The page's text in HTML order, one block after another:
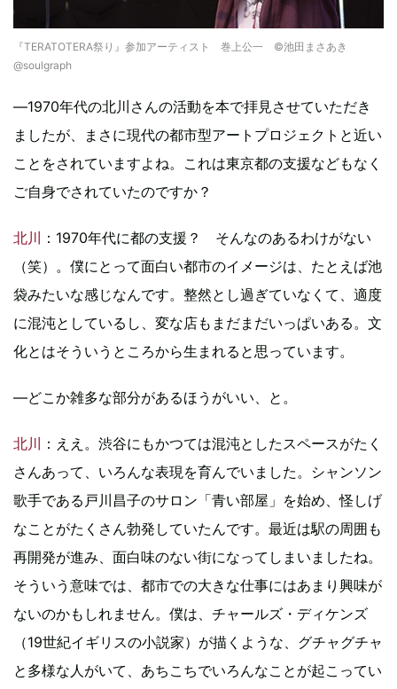
『TERATOTERA祭り』参加アーティスト 巻上公一 ©池田まさあき
@soulgraph
―1970年代の北川さんの活動を本で拝見させていただき
ましたが、まさに現代の都市型アートプロジェクトと近い
ことをされていますよね。これは東京都の支援などもなく
ご自身でされていたのですか？
北川
：1970年代に都の支援？ そんなのあるわけがない
（笑）。僕にとって面白い都市のイメージは、たとえば池
袋みたいな感じなんです。整然とし過ぎていなくて、適度
に混沌としているし、変な店もまだまだいっぱいある。文
化とはそういうところから生まれると思っています。
―どこか雑多な部分があるほうがいい、と。
北川
：ええ。渋谷にもかつては混沌としたスペースがたく
さんあって、いろんな表現を育んでいました。シャンソン
歌手である戸川昌子のサロン「青い部屋」を始め、怪しげ
なことがたくさん勃発していたんです。最近は駅の周囲も
再開発が進み、面白味のない街になってしまいましたね。
そういう意味では、都市での大きな仕事にはあまり興味が
ないのかもしれません。僕は、チャールズ・ディケンズ
（19世紀イギリスの小説家）が描くような、グチャグチャ
と多様な人がいて、あちこちでいろんなことが起こってい